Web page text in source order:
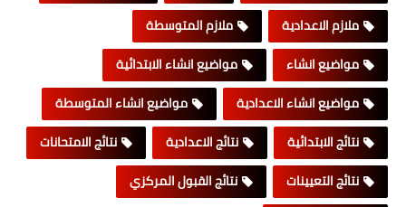
ملازم الاعدادية
ملازم المتوسطة
مواضيع انشاء
مواضيع انشاء الابتدائية
مواضيع انشاء الاعدادية
مواضيع انشاء المتوسطة
نتائج الابتدائية
نتائج الاعدادية
نتائج الامتحانات
نتائج التعيينات
نتائج القبول المركزي